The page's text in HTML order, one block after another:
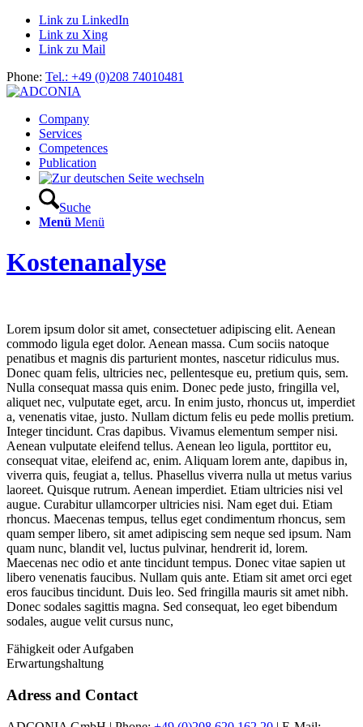
Link zu LinkedIn
Link zu Xing
Link zu Mail
Phone: Tel.: +49 (0)208 74010481
Company
Services
Competences
Publication
Suche
Menü Menü
Kostenanalyse
Lorem ipsum dolor sit amet, consectetuer adipiscing elit. Aenean
commodo ligula eget dolor. Aenean massa. Cum sociis natoque
penatibus et magnis dis parturient montes, nascetur ridiculus mus.
Donec quam felis, ultricies nec, pellentesque eu, pretium quis, sem.
Nulla consequat massa quis enim. Donec pede justo, fringilla vel,
aliquet nec, vulputate eget, arcu. In enim justo, rhoncus ut, imperdiet
a, venenatis vitae, justo. Nullam dictum felis eu pede mollis pretium.
Integer tincidunt. Cras dapibus. Vivamus elementum semper nisi.
Aenean vulputate eleifend tellus. Aenean leo ligula, porttitor eu,
consequat vitae, eleifend ac, enim. Aliquam lorem ante, dapibus in,
viverra quis, feugiat a, tellus. Phasellus viverra nulla ut metus varius
laoreet. Quisque rutrum. Aenean imperdiet. Etiam ultricies nisi vel
augue. Curabitur ullamcorper ultricies nisi. Nam eget dui. Etiam
rhoncus. Maecenas tempus, tellus eget condimentum rhoncus, sem
quam semper libero, sit amet adipiscing sem neque sed ipsum. Nam
quam nunc, blandit vel, luctus pulvinar, hendrerit id, lorem.
Maecenas nec odio et ante tincidunt tempus. Donec vitae sapien ut
libero venenatis faucibus. Nullam quis ante. Etiam sit amet orci eget
eros faucibus tincidunt. Duis leo. Sed fringilla mauris sit amet nibh.
Donec sodales sagittis magna. Sed consequat, leo eget bibendum
sodales, augue velit cursus nunc,
Fähigkeit oder Aufgaben
Erwartungshaltung
Adress and Contact